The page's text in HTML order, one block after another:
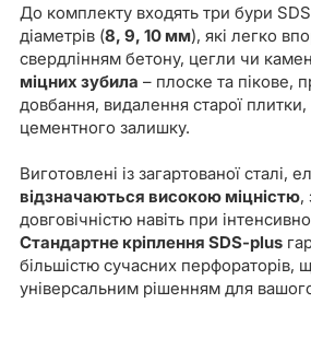
До комплекту входять три бури
діаметрів (8, 9, 10 мм), які легко
свердлінням бетону, цегли чи
міцних зубила – плоске та пікове,
довбання, видалення старої
цементного залишку.
Виготовлені із загартованої сталі,
відзначаються високою міцністю,
довговічністю навіть при
Стандартне кріплення SDS-plus
більшістю сучасних перфораторів,
універсальним рішенням для